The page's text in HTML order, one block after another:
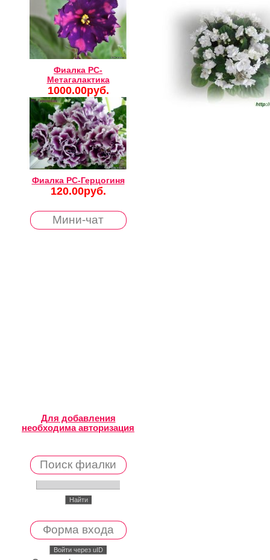
Фиалка РС-
Метагалактика
1000.00руб.
Фиалка РС-Герцогиня
120.00руб.
Мини-чат
Для добавления
необходима авторизация
Поиск фиалки
Форма входа
Войти через uID